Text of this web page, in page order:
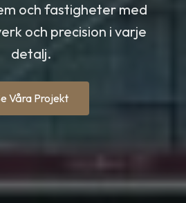
och fastigheter med
och precision i varje
detalj.
Våra Projekt